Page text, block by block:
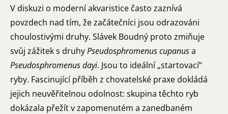
V diskuzi o moderní akvaristice často zaznívá
povzdech nad tím, že začátečníci jsou odrazováni
choulostivými druhy. Slávek Boudný proto zmiňuje
svůj zážitek s druhyPseudosphromenus cupanusa
Pseudosphromenus dayi. Jsou to ideální „startovací“
ryby. Fascinující příběh z chovatelské praxe dokládá
jejich neuvěřitelnou odolnost: skupina těchto ryb
dokázala přežít v zapomenutém a zanedbaném